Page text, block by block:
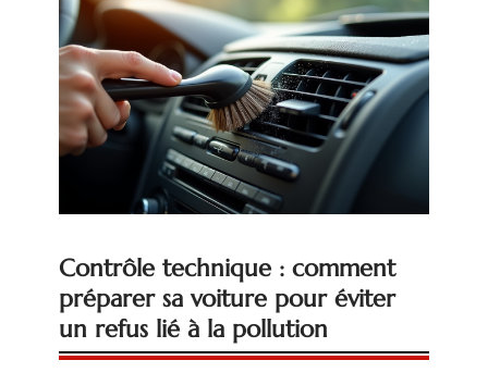
Contrôle technique : comment
préparer sa voiture pour éviter
un refus lié à la pollution